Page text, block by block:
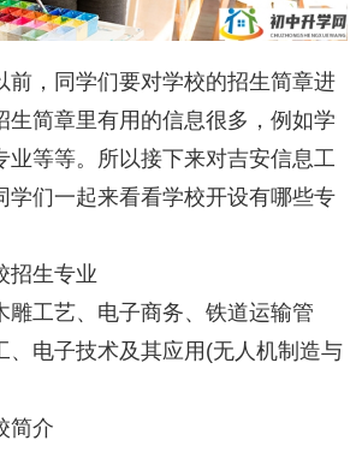
前，同学们要对学校的招生简章进
生简章里有用的信息很多，例如学
业等等。所以接下来对吉安信息工
学们一起来看看学校开设有哪些专
招生专业
雕工艺、电子商务、铁道运输管
、电子技术及其应用(无人机制造与
简介